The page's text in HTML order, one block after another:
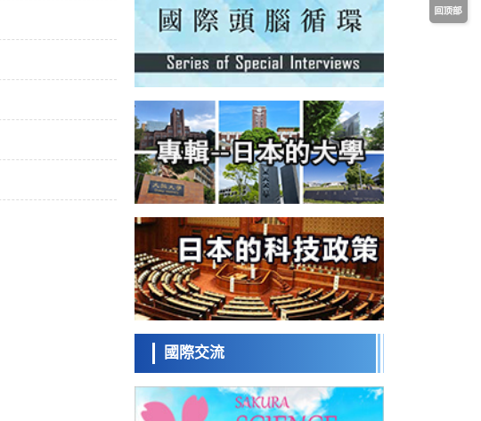
度揭示橡膠—黃銅黏接界面劣化抑制機制，
為提升輪胎安全性與耐久性的材料設計開闢
科學研究
近畿大學等發現植物染料「日本茜」的紅色
成分可抑制老化與炎症，有望成為新型功能
性材料
科學研究
法，利用超小型GAD67啟動子抑制發作
科學研究
九州大學揭示夜間眼壓升高機制：兩種激素
波動疊加所致
科學研究
東京都產技研採用新手法開發出可穩定工作
至300℃的介電材料，已驗證電容器可在汽車
發動機等高溫環境下工作
經濟・社會
日本生成式AI使用者佔比一年內翻倍，但與
中美德仍有較大差距
政策
日本修訂首都直下型地震緊急對策：目標為
死亡人數至少減半，重點強化火災防控
科學研究
福井大學發現細胞記憶過往並抑制反應的機
制，闡明即便DNA相同反應迥異之謎
科學研究
安全性，在轉移性尿路上皮癌患者中開展臨
床試驗
政策
國際交流